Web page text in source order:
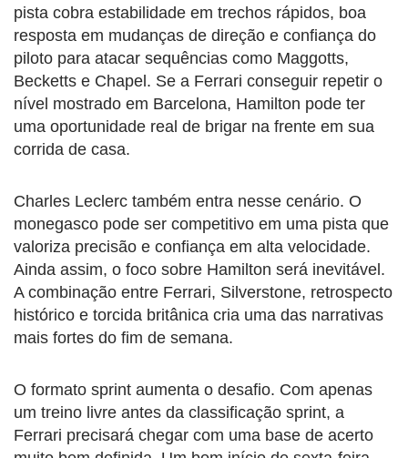
pista cobra estabilidade em trechos rápidos, boa
resposta em mudanças de direção e confiança do
piloto para atacar sequências como Maggotts,
Becketts e Chapel. Se a Ferrari conseguir repetir o
nível mostrado em Barcelona, Hamilton pode ter
uma oportunidade real de brigar na frente em sua
corrida de casa.
Charles Leclerc também entra nesse cenário. O
monegasco pode ser competitivo em uma pista que
valoriza precisão e confiança em alta velocidade.
Ainda assim, o foco sobre Hamilton será inevitável.
A combinação entre Ferrari, Silverstone, retrospecto
histórico e torcida britânica cria uma das narrativas
mais fortes do fim de semana.
O formato sprint aumenta o desafio. Com apenas
um treino livre antes da classificação sprint, a
Ferrari precisará chegar com uma base de acerto